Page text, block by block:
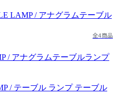
全4商品
/ アナグラムテーブルランプ